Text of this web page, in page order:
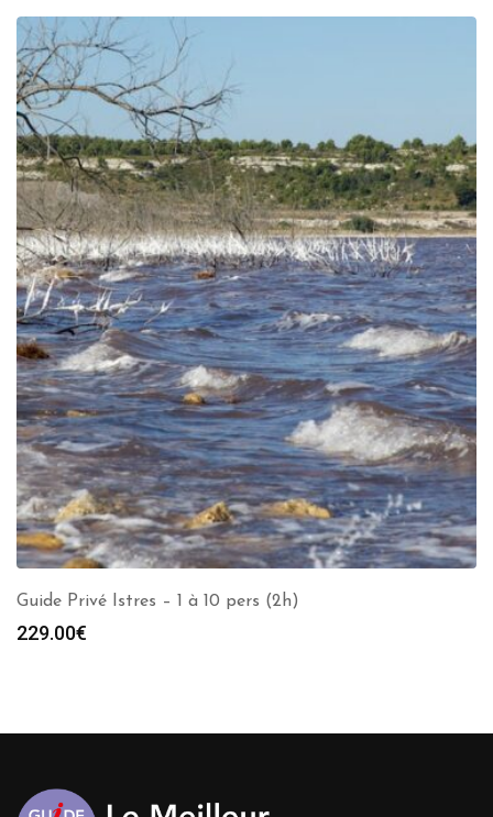
Guide Privé Istres – 1 à 10 pers (2h)
229.00€